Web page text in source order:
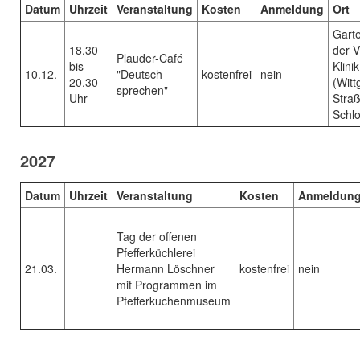
Datum Uhrzeit Veranstaltung Kosten Anmeldung Ort
10.12.
18.30
bis
20.30
Uhr
Plauder-Café
"Deutsch
sprechen"
kostenfrei nein
der
Klinik
2027
Datum Uhrzeit Veranstaltung Kosten
21.03.
Tag der offenen
Pfefferküchlerei
Hermann Löschner
mit Programmen im
Pfefferkuchenmuseum
kostenfrei nein